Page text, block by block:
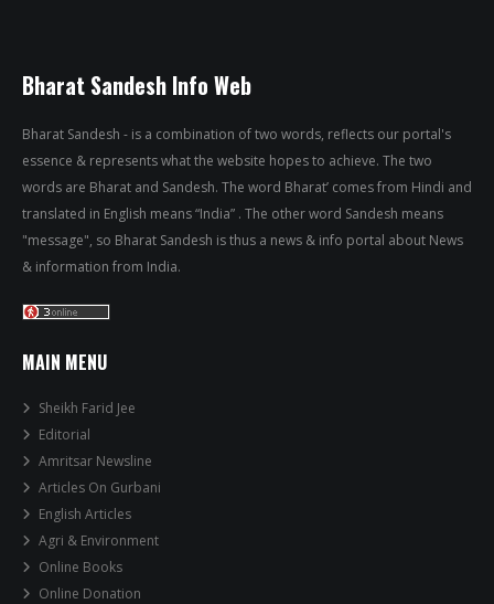
Bharat Sandesh Info Web
Bharat Sandesh - is a combination of two words, reflects our portal's
essence & represents what the website hopes to achieve. The two
words are Bharat and Sandesh. The word Bharat’ comes from Hindi and
translated in English means “India” . The other word Sandesh means
"message", so Bharat Sandesh is thus a news & info portal about News
& information from India.
MAIN MENU
Sheikh Farid Jee
Editorial
Amritsar Newsline
Articles On Gurbani
English Articles
Agri & Environment
Online Books
Online Donation